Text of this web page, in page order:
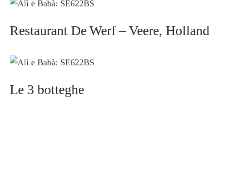
Restaurant De Werf – Veere, Holland
Le 3 botteghe